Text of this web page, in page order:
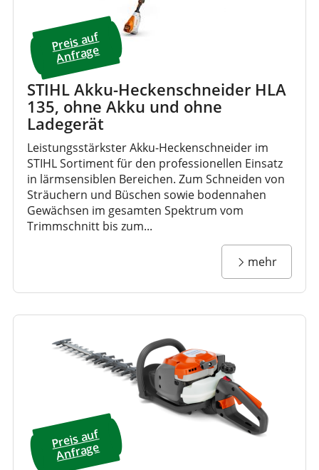
Preis a
uf
A
nfrage
STIHL Akku-Heckenschneider HLA
135, ohne Akku und ohne
Ladegerät
Leistungsstärkster Akku-Heckenschneider im
STIHL Sortiment für den professionellen Einsatz
in lärmsensiblen Bereichen. Zum Schneiden von
Sträuchern und Büschen sowie bodennahen
Gewächsen im gesamten Spektrum vom
Trimmschnitt bis zum...
mehr
Preis a
uf
A
nfrage